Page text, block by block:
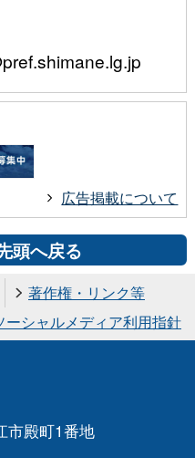
広告掲載について
頭へ戻る
著作権・リンク等
ーシャルメディア利用指針
殿町1番地